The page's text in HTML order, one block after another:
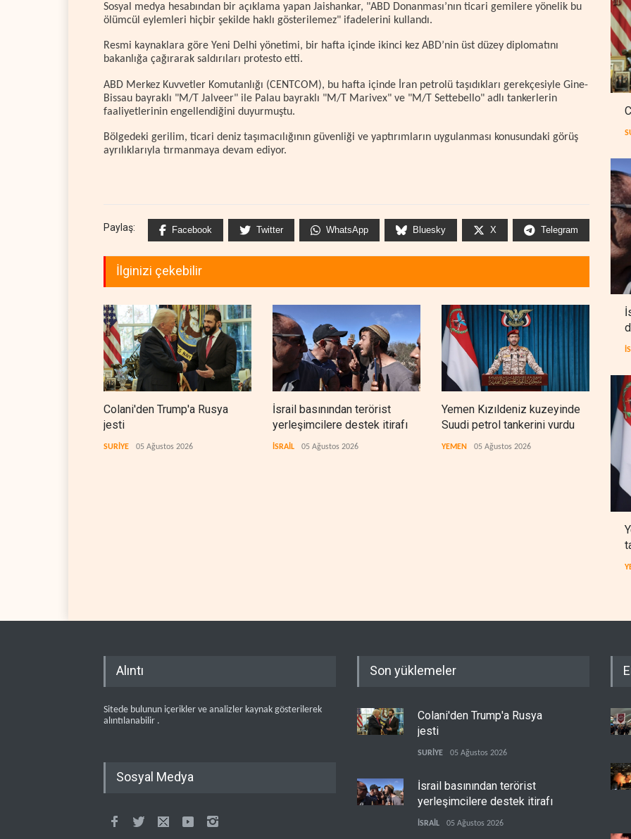
Sosyal medya hesabından bir açıklama yapan Jaishankar, "ABD Donanması’nın ticari gemilere yönelik bu
ölümcül eylemleri hiçbir şekilde haklı gösterilemez" ifadelerini kullandı.
Resmi kaynaklara göre Yeni Delhi yönetimi, bir hafta içinde ikinci kez ABD’nin üst düzey diplomatını
bakanlığa çağırarak saldırıları protesto etti.
ABD Merkez Kuvvetler Komutanlığı (CENTCOM), bu hafta içinde İran petrolü taşıdıkları gerekçesiyle Gine-
Bissau bayraklı "M/T Jalveer" ile Palau bayraklı "M/T Marivex" ve "M/T Settebello" adlı tankerlerin
faaliyetlerinin engellendiğini duyurmuştu.
Bölgedeki gerilim, ticari deniz taşımacılığının güvenliği ve yaptırımların uygulanması konusundaki görüş
ayrılıklarıyla tırmanmaya devam ediyor.
Paylaş: Facebook Twitter WhatsApp Bluesky X Telegram
İlginizi çekebilir
Colani'den Trump'a Rusya
jesti
SURİYE 05 Ağustos 2026
İsrail basınından terörist
yerleşimcilere destek itirafı
İSRAİL 05 Ağustos 2026
Yemen Kızıldeniz kuzeyinde
Suudi petrol tankerini vurdu
YEMEN 05 Ağustos 2026
çıktı
Alıntı
Sitede bulunun içerikler ve analizler kaynak gösterilerek
alıntılanabilir .
Sosyal Medya
Son yüklemeler
Colani'den Trump'a Rusya
jesti
SURİYE 05 Ağustos 2026
İsrail basınından terörist
yerleşimcilere destek itirafı
İSRAİL 05 Ağustos 2026